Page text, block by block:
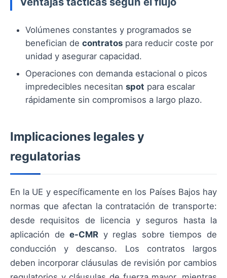
Volúmenes constantes y programados se
benefician de contratos para reducir coste por
unidad y asegurar capacidad.
Operaciones con demanda estacional o picos
impredecibles necesitan spot para escalar
rápidamente sin compromisos a largo plazo.
Implicaciones legales y
regulatorias
En la UE y específicamente en los Países Bajos hay
normas que afectan la contratación de transporte:
desde requisitos de licencia y seguros hasta la
aplicación dee-CMR y reglas sobre tiempos de
conducción y descanso. Los contratos largos
deben incorporar cláusulas de revisión por cambios